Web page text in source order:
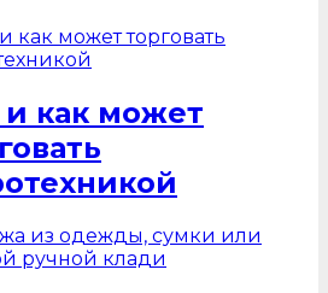
и как может